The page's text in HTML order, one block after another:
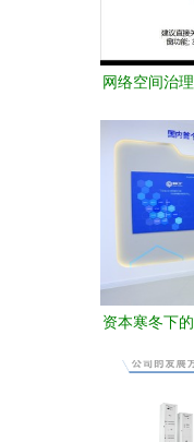
网络空间治
资本寒冬下